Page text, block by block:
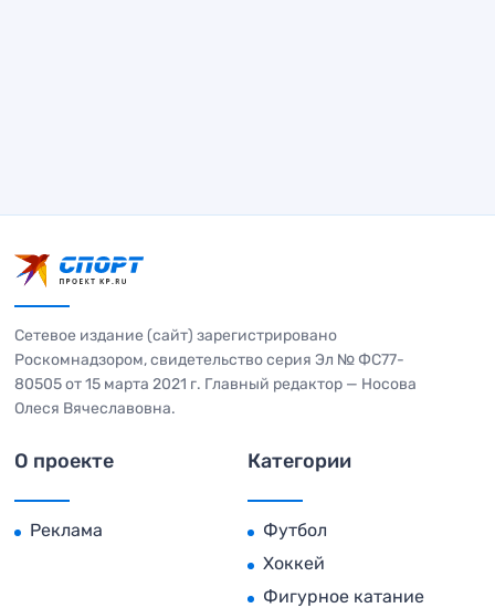
Сетевое издание (сайт) зарегистрировано
Роскомнадзором, свидетельство серия Эл № ФС77-
80505 от 15 марта 2021 г. Главный редактор — Носова
Олеся Вячеславовна.
О проекте
Реклама
Категории
Футбол
Хоккей
Фигурное катание